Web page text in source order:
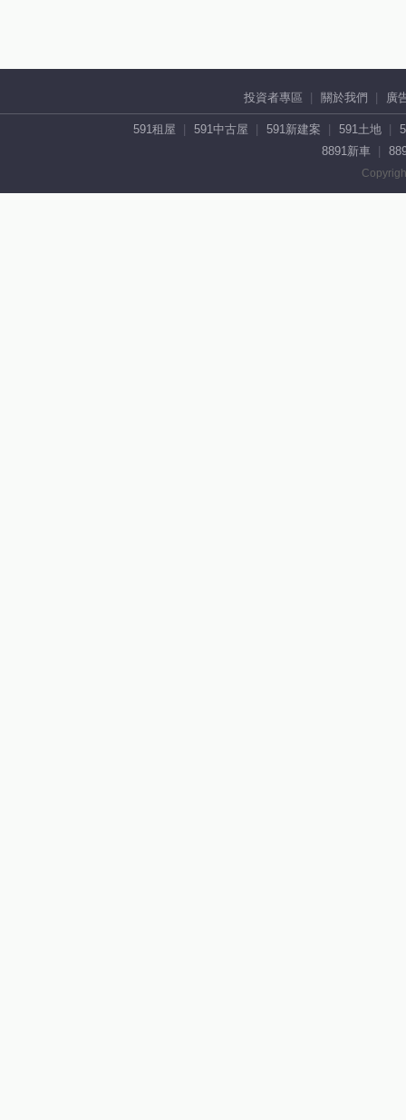
投資者專區 關於我們 廣
591租屋 591中古屋 591新建案 591土地
8891新車